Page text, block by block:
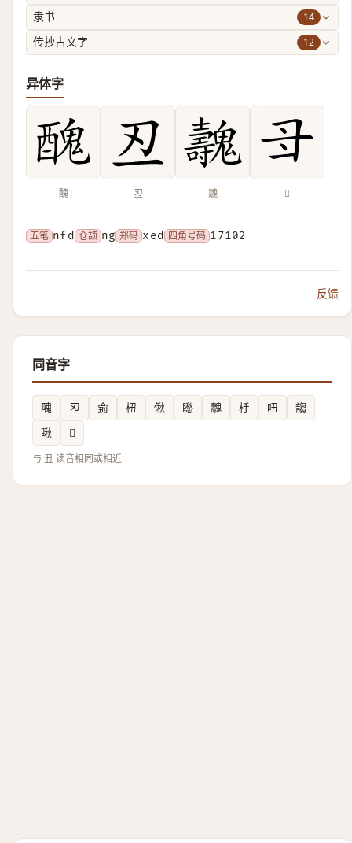
隶书 14
传抄古文字 12
异体字
醜 丒 魗 𠃠
五笔 nfd 仓颉 ng 郑码 xed 四角号码 17102
反馈
同音字
醜 丒 侴 杻 偢 矁 魗 杽 吜
䪮
瞅
𪜫
与 丑 读音相同或相近